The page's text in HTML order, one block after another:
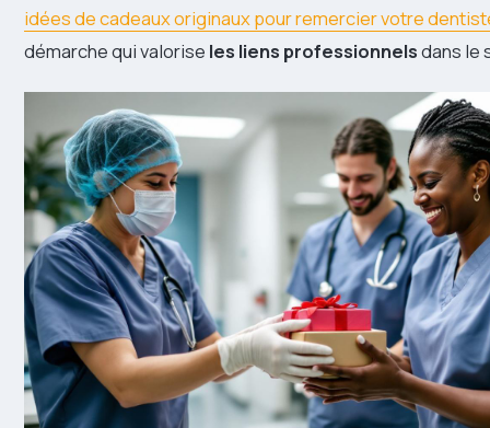
idées de cadeaux originaux pour remercier votre
démarche qui valorise les liens professionnelsdans le